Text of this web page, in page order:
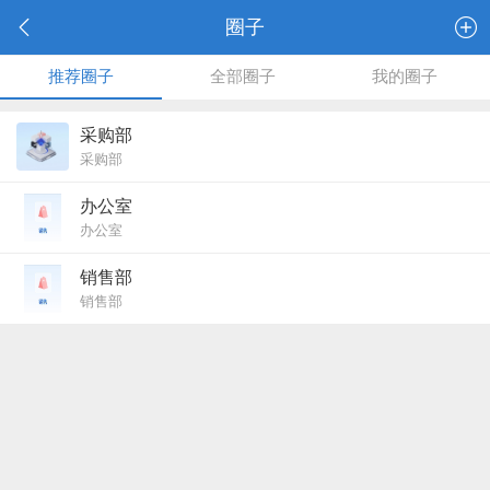
圈子
推荐圈子 全部圈子 我的圈子
采购部
采购部
办公室
办公室
销售部
销售部